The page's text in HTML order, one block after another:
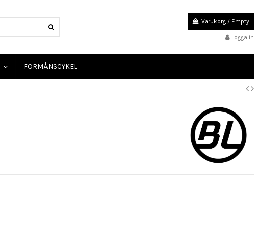
Varukorg / Empty
Logga in
FÖRMÅNSCYKEL